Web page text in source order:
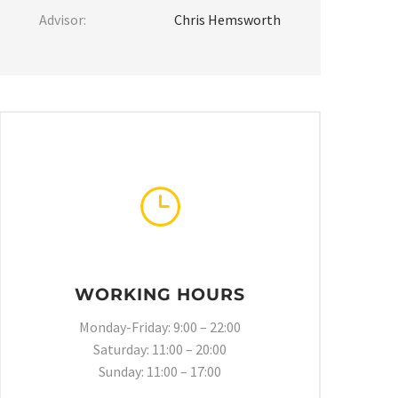
Advisor: Chris Hemsworth
}
}
WORKING HOURS
Monday-Friday: 9:00 – 22:00
Saturday: 11:00 – 20:00
Sunday: 11:00 – 17:00